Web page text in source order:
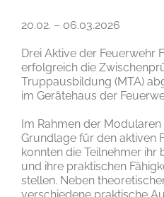
20.02. – 06.03.2026
Drei Aktive der Feuerwehr
erfolgreich die
Truppausbildung (MTA)
im Gerätehaus der
Im Rahmen der
Grundlage für den aktiven
konnten die Teilnehmer ihr
und ihre praktischen
stellen. Neben